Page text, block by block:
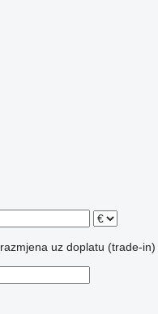
razmjena uz doplatu (trade-in)